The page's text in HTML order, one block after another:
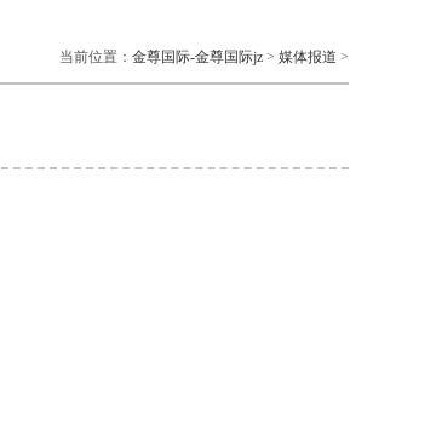
当前位置： 金尊国际-金尊国际jz > 媒体报道 >